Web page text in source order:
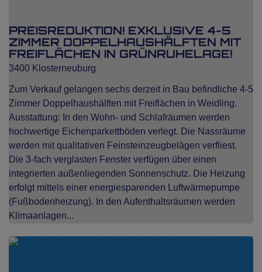
PREISREDUKTION! EXKLUSIVE 4-5
ZIMMER DOPPELHAUSHÄLFTEN MIT
FREIFLÄCHEN IN GRÜNRUHELAGE!
3400 Klosterneuburg
Zum Verkauf gelangen sechs derzeit in Bau befindliche 4-5
Zimmer Doppelhaushälften mit Freiflächen in Weidling.
Ausstattung: In den Wohn- und Schlafräumen werden
hochwertige Eichenparkettböden verlegt. Die Nassräume
werden mit qualitativen Feinsteinzeugbelägen verfliest.
Die 3-fach verglasten Fenster verfügen über einen
integrierten außenliegenden Sonnenschutz. Die Heizung
erfolgt mittels einer energiesparenden Luftwärmepumpe
(Fußbodenheizung). In den Aufenthaltsräumen werden
Klimaanlagen...